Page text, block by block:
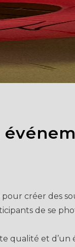
créer des
de se
qualité et